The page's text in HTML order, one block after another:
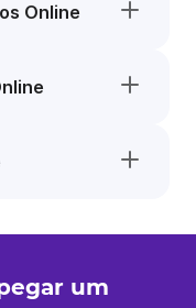
Online
um